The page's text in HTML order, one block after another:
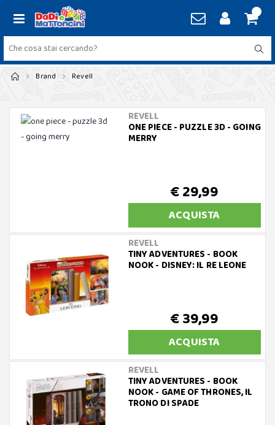
Brand Revell
REVELL
ONE PIECE - PUZZLE 3D - GOING
MERRY
€ 29,99
ACQUISTA
REVELL
TINY ADVENTURES - BOOK
NOOK - DISNEY: IL RE LEONE
€ 39,99
ACQUISTA
REVELL
TINY ADVENTURES - BOOK
NOOK - GAME OF THRONES, IL
TRONO DI SPADE